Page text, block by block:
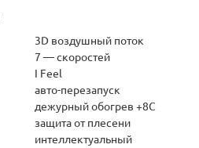
3D воздушный поток
7 — скоростей
I Feel
авто-перезапуск
дежурный обогрев +8С
защита от плесени
интеллектуальный